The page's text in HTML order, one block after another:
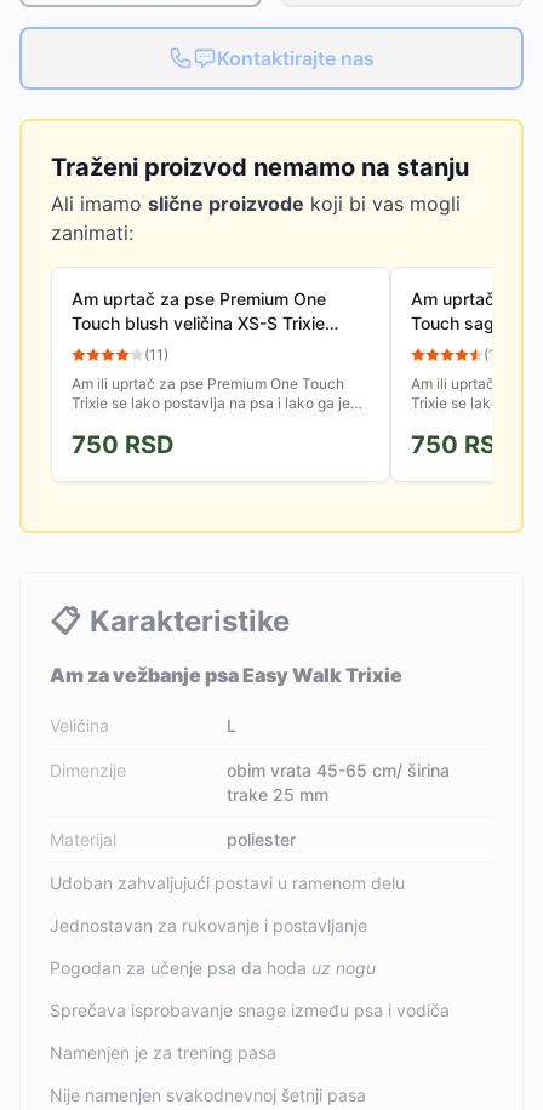
Kontaktirajte nas
Traženi proizvod nemamo na stanju
Ali imamo slične proizvode koji bi vas mogli
zanimati:
Am uprtač za pse Premium One
Touch blush veličina XS-S Trixie
204335 (11)
Am ili uprtač za pse Premium One Touch
Trixie se lako postavlja na psa i lako ga je
namesti i ne ometa ga...
750 RSD
Am uprtač za
Touch sage
204334 (11
Am ili uprtač za
Trixie se lako
namesti i ne ometa
750 RSD
📋 Karakteristike
Am za vežbanje psa Easy Walk Trixie
Veličina L
Dimenzije
obim vrata 45-65 cm/ širina
trake 25 mm
Materijal poliester
Udoban zahvaljujući postavi u ramenom delu
Jednostavan za rukovanje i postavljanje
Pogodan za učenje psa da hoda uz nogu
Sprečava isprobavanje snage između psa i vodiča
Namenjen je za trening pasa
Nije namenjen svakodnevnoj šetnji pasa